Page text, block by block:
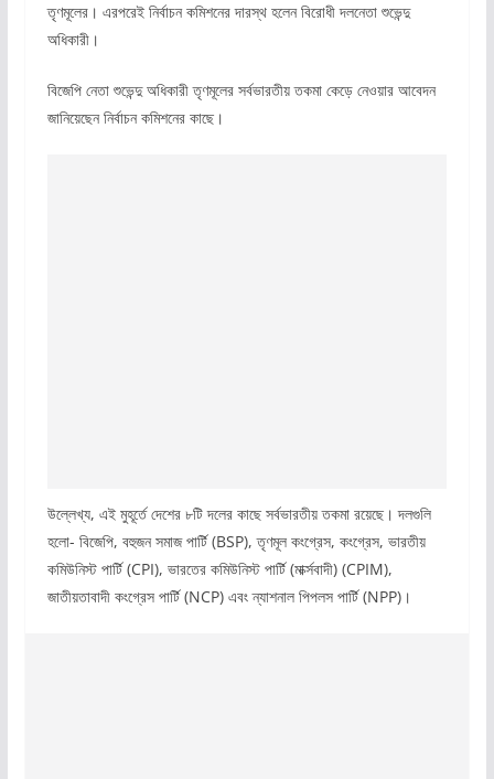
তৃণমূলের। এরপরেই নির্বাচন কমিশনের দারস্থ হলেন বিরোধী দলনেতা শুভেন্দু
অধিকারী।
বিজেপি নেতা শুভেন্দু অধিকারী তৃণমূলের সর্বভারতীয় তকমা কেড়ে নেওয়ার আবেদন
জানিয়েছেন নির্বাচন কমিশনের কাছে।
উল্লেখ্য, এই মুহূর্তে দেশের ৮টি দলের কাছে সর্বভারতীয় তকমা রয়েছে। দলগুলি
হলো- বিজেপি, বহুজন সমাজ পার্টি (BSP), তৃণমূল কংগ্রেস, কংগ্রেস, ভারতীয়
কমিউনিস্ট পার্টি (CPI), ভারতের কমিউনিস্ট পার্টি (মার্ক্সবাদী) (CPIM),
জাতীয়তাবাদী কংগ্রেস পার্টি (NCP) এবং ন্যাশনাল পিপলস পার্টি (NPP)।